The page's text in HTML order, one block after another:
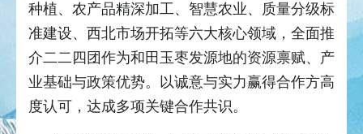
种植、农产品精深加工、智慧农业、质量分级标
准建设、西北市场开拓等六大核心领域，全面推
介二二四团作为和田玉枣发源地的资源禀赋、产
业基础与政策优势。以诚意与实力赢得合作方高
度认可，达成多项关键合作共识。